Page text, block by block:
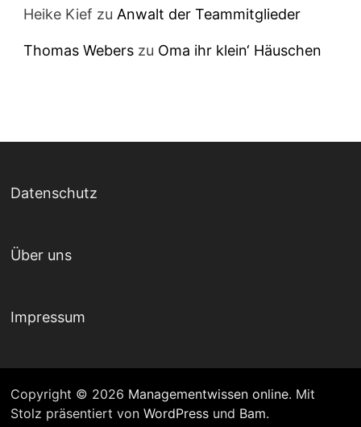
Heike Kief zu Anwalt der Teammitglieder
Thomas Webers zu Oma ihr klein‘ Häuschen
Datenschutz
Über uns
Impressum
Copyright © 2026 Managementwissen online. Mit
Stolz präsentiert vonWordPress und Bam.